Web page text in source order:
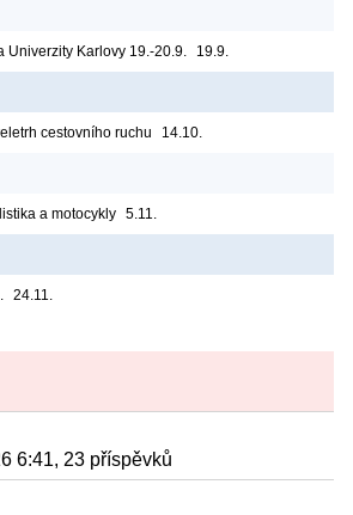
Univerzity Karlovy 19.-20.9. 19.9.
cestovního ruchu 14.10.
a motocykly 5.11.
24.11.
6:41, 23 příspěvků